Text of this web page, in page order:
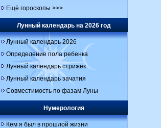
Ещё гороскопы >>>
Лунный календарь на 2026 год
Лунный календарь 2026
Определение пола ребенка
Лунный календарь стрижек
Лунный календарь зачатия
Совместимость по фазам Луны
Нумерология
Кем я был в прошлой жизни